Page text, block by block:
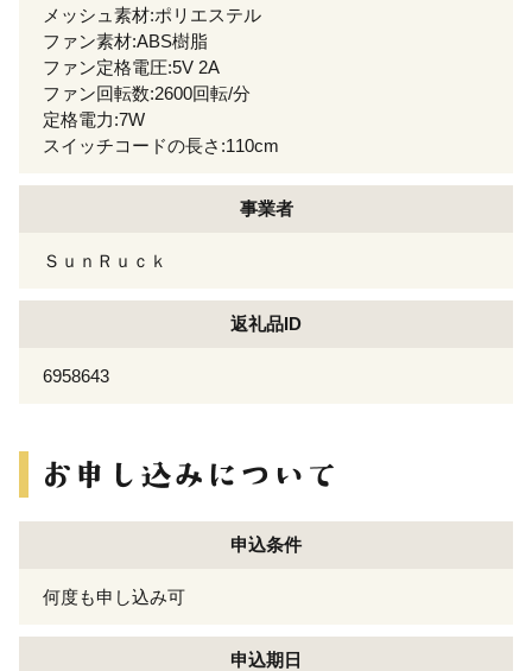
メッシュ素材:ポリエステル
ファン素材:ABS樹脂
ファン定格電圧:5V 2A
ファン回転数:2600回転/分
定格電力:7W
スイッチコードの長さ:110cm
事業者
ＳｕｎＲｕｃｋ
返礼品ID
6958643
申込条件
何度も申し込み可
申込期日